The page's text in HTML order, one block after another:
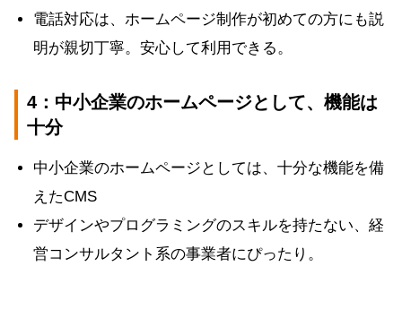
電話対応は、ホームページ制作が初めての方にも説
明が親切丁寧。安心して利用できる。
4：中小企業のホームページとして、機能は
十分
中小企業のホームページとしては、十分な機能を備
えたCMS
デザインやプログラミングのスキルを持たない、経
営コンサルタント系の事業者にぴったり。